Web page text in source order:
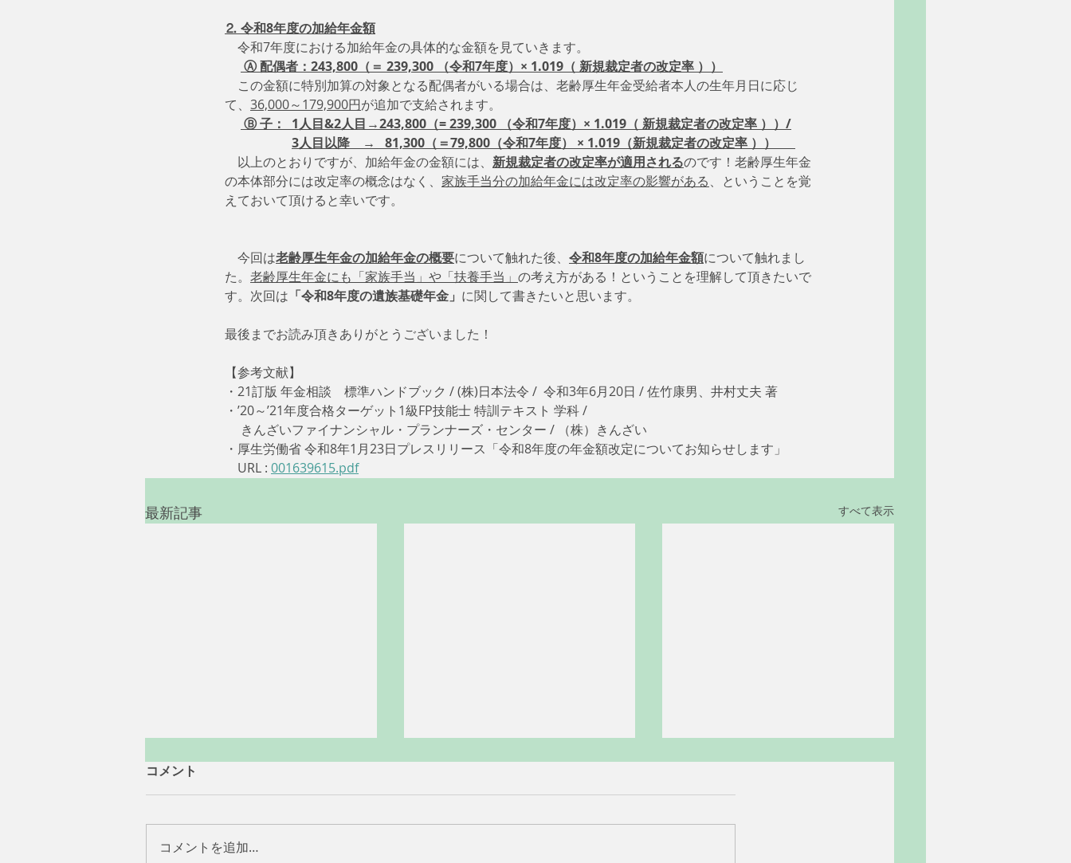
⒉ 令和8年度の加給年金額
令和7年度における加給年金の具体的な金額を見ていきます。
Ⓐ 配偶者：243,800（＝ 239,300 （令和7年度）× 1.019（ 新規裁定者の改定率 ））
この金額に特別加算の対象となる配偶者がいる場合は、老齢厚生年金受給者本人の生年月日に応じ
て、 36,000～179,900円が追加で支給されます。
Ⓑ 子：  1人目&2人目→243,800（= 239,300 （令和7年度）× 1.019（ 新規裁定者の改定率 ））/
3人目以降　→   81,300（＝79,800（令和7年度） × 1.019（新規裁定者の改定率 ））
以上のとおりですが、加給年金の金額には、 新規裁定者の改定率が適用されるのです！老齢厚生年金
の本体部分には改定率の概念はなく、 家族手当分の加給年金には改定率の影響がある、ということを覚
えておいて頂けると幸いです。
今回は老齢厚生年金の加給年金の概要について触れた後、 令和8年度の加給年金額について触れまし
た。 老齢厚生年金にも「家族手当」や「扶養手当」 の考え方がある！ということを理解して頂きたいで
す。次回は 「令和8年度の遺族基礎年金」 に関して書きたいと思います。
最後までお読み頂きありがとうございました！
【参考文献】
・21訂版 年金相談　標準ハンドブック / (株)日本法令 /  令和3年6月20日 / 佐竹康男、井村丈夫 著
・’20～’21年度合格ターゲット1級FP技能士 特訓テキスト 学科 /
     きんざいファイナンシャル・プランナーズ・センター / （株）きんざい
・厚生労働省 令和8年1月23日プレスリリース「令和8年度の年金額改定についてお知らせします」
URL : 001639615.pdf
最新記事 すべて表示
コメント
コメントを追加…